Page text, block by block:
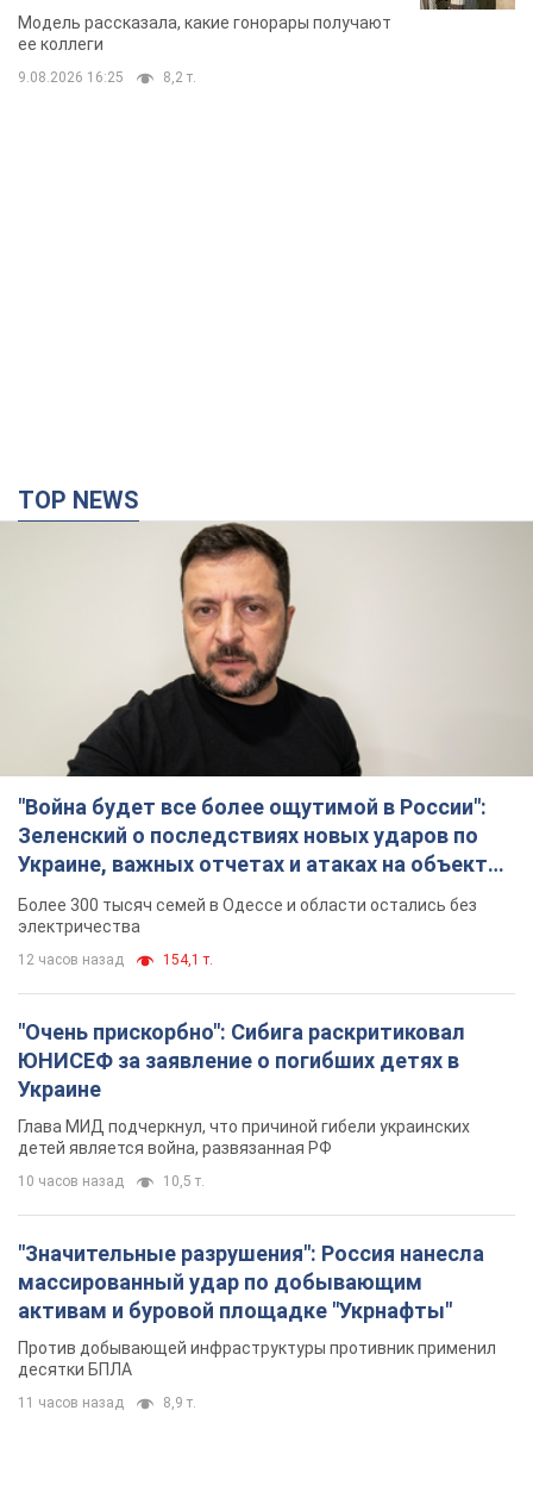
стороне модельной карьеры
Модель рассказала, какие гонорары получают
ее коллеги
9.08.2026 16:25 8,2 т.
TOP NEWS
"Война будет все более ощутимой в России":
Зеленский о последствиях новых ударов по
Украине, важных отчетах и атаках на объекты
противника. Видео
Более 300 тысяч семей в Одессе и области остались без
электричества
12 часов назад 154,1 т.
"Очень прискорбно": Сибига раскритиковал
ЮНИСЕФ за заявление о погибших детях в
Украине
Глава МИД подчеркнул, что причиной гибели украинских
детей является война, развязанная РФ
10 часов назад 10,5 т.
"Значительные разрушения": Россия нанесла
массированный удар по добывающим
активам и буровой площадке "Укрнафты"
Против добывающей инфраструктуры противник применил
десятки БПЛА
11 часов назад 8,9 т.